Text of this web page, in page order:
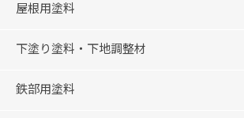
屋根用塗料
下塗り塗料・下地調整材
鉄部用塗料